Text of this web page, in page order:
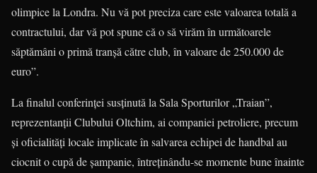
olimpice la Londra. Nu vă pot preciza care este valoarea totală a
contractului, dar vă pot spune că o să virăm în următoarele
săptămâni o primă tranşă către club, în valoare de 250.000 de
euro”.
La finalul conferinţei susţinută la Sala Sporturilor „Traian”,
reprezentanţii Clu­bu­lui Oltchim, ai companiei petroliere, precum
şi oficialităţi locale implicate în salvarea echipei de handbal au
ciocnit o cupă de şampanie, întreţinându-se mo­men­te bune înainte